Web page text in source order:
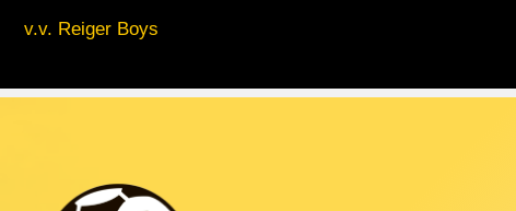
v.v. Reiger Boys